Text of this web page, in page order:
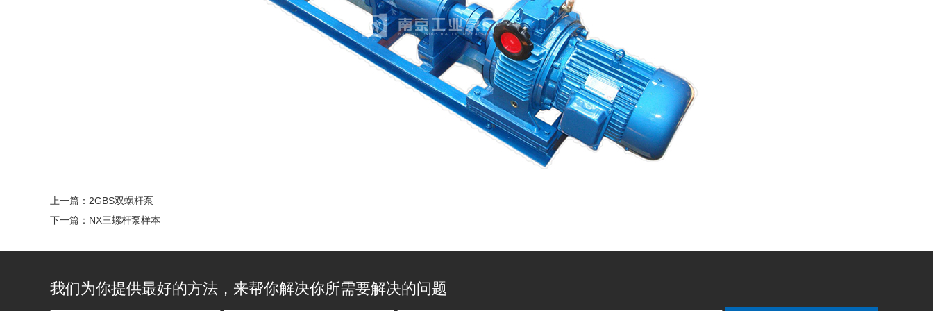
上一篇： 2GBS双螺杆泵
下一篇： NX三螺杆泵样本
我们为你提供最好的方法，来帮你解决你所需要解决的问题